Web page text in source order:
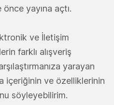
yayına açtı.
ve İletişim
farklı alışveriş
yarayan
içeriğinin ve özelliklerinin
söyleyebilirim.